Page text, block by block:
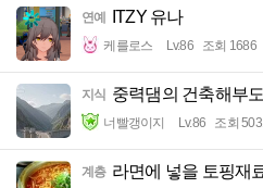
연예 ITZY 유나
케를로스 Lv.86 조회 1686
지식 중력댐의 건축해부도
너빨갱이지 Lv.86 조회
계층 라면에 넣을 토핑재